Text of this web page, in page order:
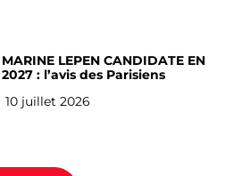
MARINE LEPEN CANDIDATE EN
2027 : l’avis des Parisiens
10 juillet 2026